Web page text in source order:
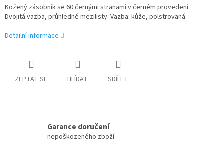
Kožený zásobník se 60 černými stranami v černém provedení.
Dvojitá vazba, průhledné mezilisty. Vazba: kůže, polstrovaná.
Detailní informace
ZEPTAT SE HLÍDAT SDÍLET
Garance doručení
nepoškozeného zboží